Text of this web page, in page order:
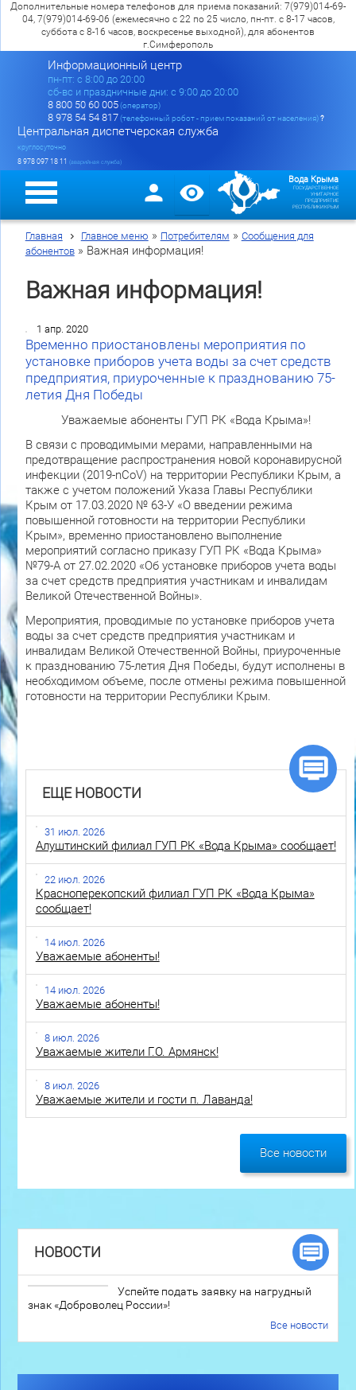
Дополнительные номера телефонов для приема показаний: 7(979)014-69-
04, 7(979)014-69-06 (ежемесячно с 22 по 25 число, пн-пт. с 8-17 часов,
суббота с 8-16 часов, воскресенье выходной), для абонентов
г.Симферополь
Информационный центр
пн-пт: c 8:00 до 20:00
сб-вс и праздничные дни: с 9:00 до 20:00
8 800 50 60 005(оператор)
8 978 54 54 817(телефонный робот - прием показаний от населения)?
Центральная диспетчерская служба
круглосуточно
8 978 097 18 11 (аварийная служба)
Вода Крыма
ГОСУДАРСТВЕННОЕ
УНИТАРНОЕ
ПРЕДПРИЯТИЕ
РЕСПУБЛИКИ КРЫМ
Главная Главное меню » Потребителям » Сообщения для
абонентов» Важная информация!
Важная информация!
1 апр. 2020
Временно приостановлены мероприятия по
установке приборов учета воды за счет средств
предприятия, приуроченные к празднованию 75-
летия Дня Победы
Уважаемые абоненты ГУП РК «Вода Крыма»!
В связи с проводимыми мерами, направленными на
предотвращение распространения новой коронавирусной
инфекции (2019-nCoV) на территории Республики Крым, а
также с учетом положений Указа Главы Республики
Крым от 17.03.2020 № 63-У «О введении режима
повышенной готовности на территории Республики
Крым», временно приостановлено выполнение
мероприятий согласно приказу ГУП РК «Вода Крыма»
№79-А от 27.02.2020 «Об установке приборов учета воды
за счет средств предприятия участникам и инвалидам
Великой Отечественной Войны».
Мероприятия, проводимые по установке приборов учета
воды за счет средств предприятия участникам и
инвалидам Великой Отечественной Войны, приуроченные
к празднованию 75-летия Дня Победы, будут исполнены в
необходимом объеме, после отмены режима повышенной
готовности на территории Республики Крым.
ЕЩЕ НОВОСТИ
31 июл. 2026
Алуштинский филиал ГУП РК «Вода Крыма» сообщает!
22 июл. 2026
Красноперекопский филиал ГУП РК «Вода Крыма»
сообщает!
14 июл. 2026
Уважаемые абоненты!
14 июл. 2026
Уважаемые абоненты!
8 июл. 2026
Уважаемые жители Г.О. Армянск!
8 июл. 2026
Уважаемые жители и гости п. Лаванда!
Все новости
НОВОСТИ
Успейте подать заявку на нагрудный
знак «Доброволец России»!
Все новости